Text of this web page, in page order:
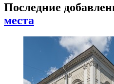
Последние
места